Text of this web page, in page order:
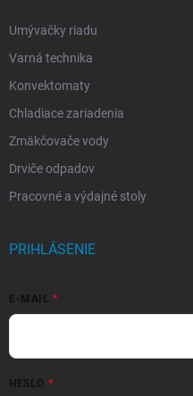
Umývačky riadu
Varná technika
Konvektomaty
Chladiace zariadenia
Zmäkčovače vody
Drviče odpadov
Pracovné a výdajné stoly
PRIHLÁSENIE
E-MAIL
HESLO